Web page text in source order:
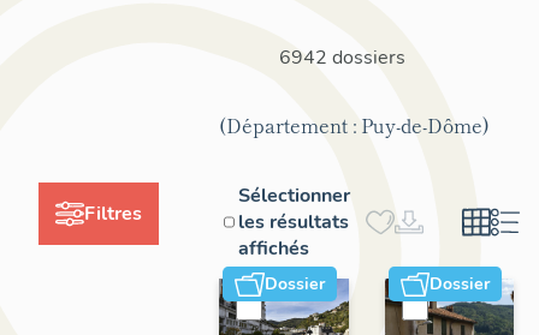
Filtres
6942 dossiers
(Département : Puy-de-Dôme)
Sélectionner
les résultats
affichés
Dossier Dossier